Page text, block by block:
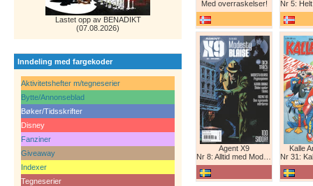
Lastet opp av BENADIKT
(07.08.2026)
Inndeling med fargekoder
Aktivitetshefter m/tegneserier
Bytte/Annonseblad
Bøker/Tidsskrifter
Disney
Fanziner
Giveaway
Indexer
Tegneserier
Med overraskelser!
Nr 5: Helt ny
Agent X9
Nr 8: Alltid med Modesty Blaise
Kalle
Nr 31: